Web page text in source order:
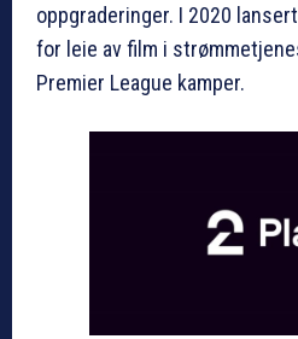
oppgraderinger. I 2020
for leie av film i
Premier League kamper.